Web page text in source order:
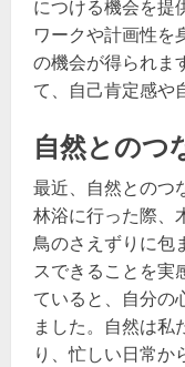
につける機会を提
ワークや計画性を
の機会が得られま
て、自己肯定感や
自然とのつ
最近、自然とのつ
林浴に行った際、
鳥のさえずりに包
スできることを実
ていると、自分の
ました。自然は私
り、忙しい日常か